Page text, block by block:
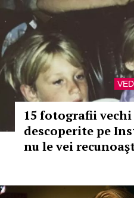
15 fotografii vechi
descoperite pe
nu le vei